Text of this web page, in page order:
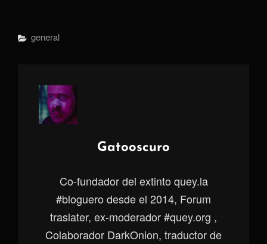
Categorías
General
Autor:
Gatooscuro
Co-fundador del extinto quey.la
#bloguero desde el 2014, Forum
traslater, ex-moderador #quey.org ,
Colaborador DarkOnion, traductor de